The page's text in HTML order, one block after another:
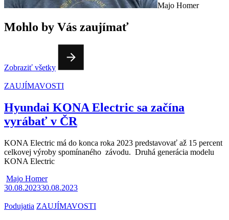
Majo Homer
Mohlo by Vás zaujímať
Zobraziť všetky
ZAUJÍMAVOSTI
Hyundai KONA Electric sa začína
vyrábať v ČR
KONA Electric má do konca roka 2023 predstavovať až 15 percent
celkovej výroby spomínaného závodu. Druhá generácia modelu
KONA Electric
Majo Homer
30.08.202330.08.2023
Podujatia ZAUJÍMAVOSTI